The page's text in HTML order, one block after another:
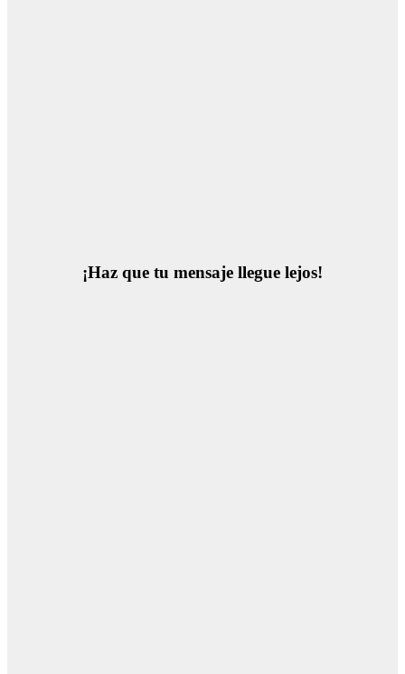
¡Haz que tu mensaje llegue lejos!